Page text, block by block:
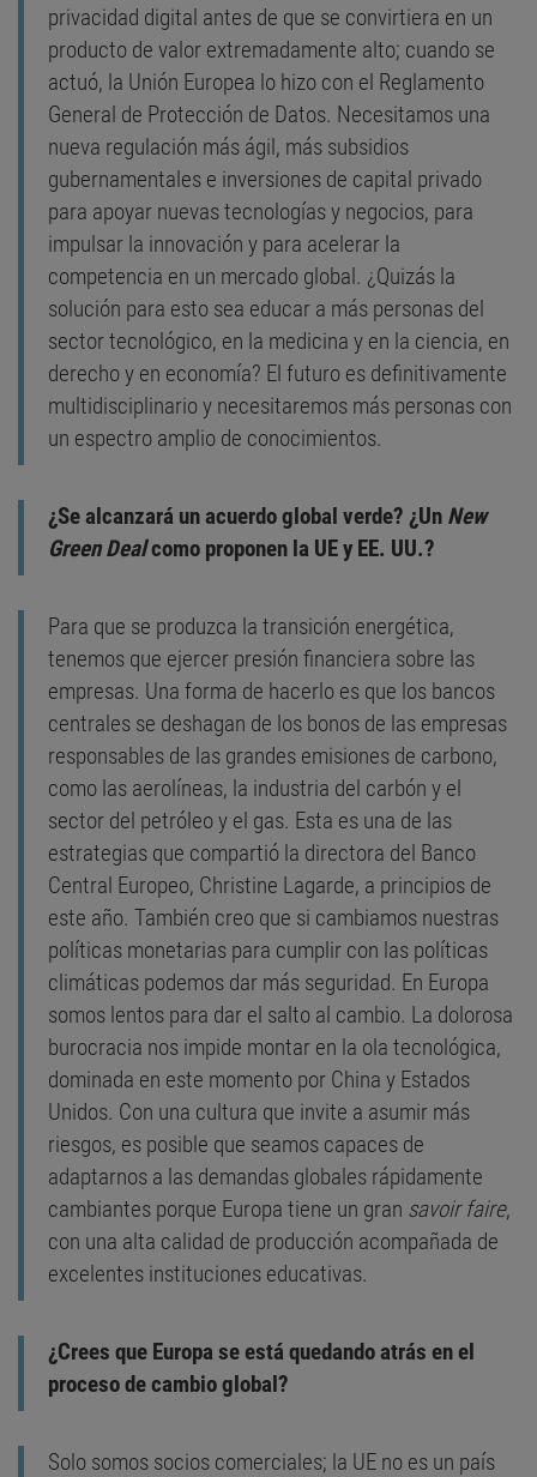
privacidad digital antes de que se convirtiera en un
producto de valor extremadamente alto; cuando se
actuó, la Unión Europea lo hizo con el Reglamento
General de Protección de Datos. Necesitamos una
nueva regulación más ágil, más subsidios
gubernamentales e inversiones de capital privado
para apoyar nuevas tecnologías y negocios, para
impulsar la innovación y para acelerar la
competencia en un mercado global. ¿Quizás la
solución para esto sea educar a más personas del
sector tecnológico, en la medicina y en la ciencia, en
derecho y en economía? El futuro es definitivamente
multidisciplinario y necesitaremos más personas con
un espectro amplio de conocimientos.
¿Se alcanzará un acuerdo global verde? ¿Un New
Green Dealcomo proponen la UE y EE. UU.?
Para que se produzca la transición energética,
tenemos que ejercer presión financiera sobre las
empresas. Una forma de hacerlo es que los bancos
centrales se deshagan de los bonos de las empresas
responsables de las grandes emisiones de carbono,
como las aerolíneas, la industria del carbón y el
sector del petróleo y el gas. Esta es una de las
estrategias que compartió la directora del Banco
Central Europeo, Christine Lagarde, a principios de
este año. También creo que si cambiamos nuestras
políticas monetarias para cumplir con las políticas
climáticas podemos dar más seguridad. En Europa
somos lentos para dar el salto al cambio. La dolorosa
burocracia nos impide montar en la ola tecnológica,
dominada en este momento por China y Estados
Unidos. Con una cultura que invite a asumir más
riesgos, es posible que seamos capaces de
adaptarnos a las demandas globales rápidamente
cambiantes porque Europa tiene un gran savoir faire,
con una alta calidad de producción acompañada de
excelentes instituciones educativas.
¿Crees que Europa se está quedando atrás en el
proceso de cambio global?
Solo somos socios comerciales; la UE no es un país